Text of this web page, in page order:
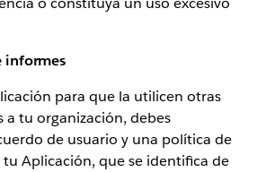
informes
para que la utilicen otras
a tu organización, debes
de usuario y una política de
Aplicación, que se identifica de